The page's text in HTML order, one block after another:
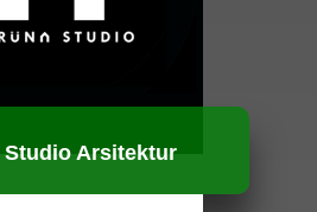
Studio Arsitektur